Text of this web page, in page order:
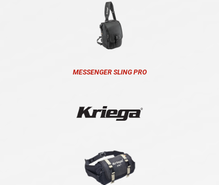
MESSENGER SLING PRO